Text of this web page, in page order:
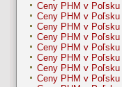
Ceny PHM v Poľsku
Ceny PHM v Poľsku
Ceny PHM v Poľsku
Ceny PHM v Poľsku
Ceny PHM v Poľsku
Ceny PHM v Poľsku
Ceny PHM v Poľsku
Ceny PHM v Poľsku